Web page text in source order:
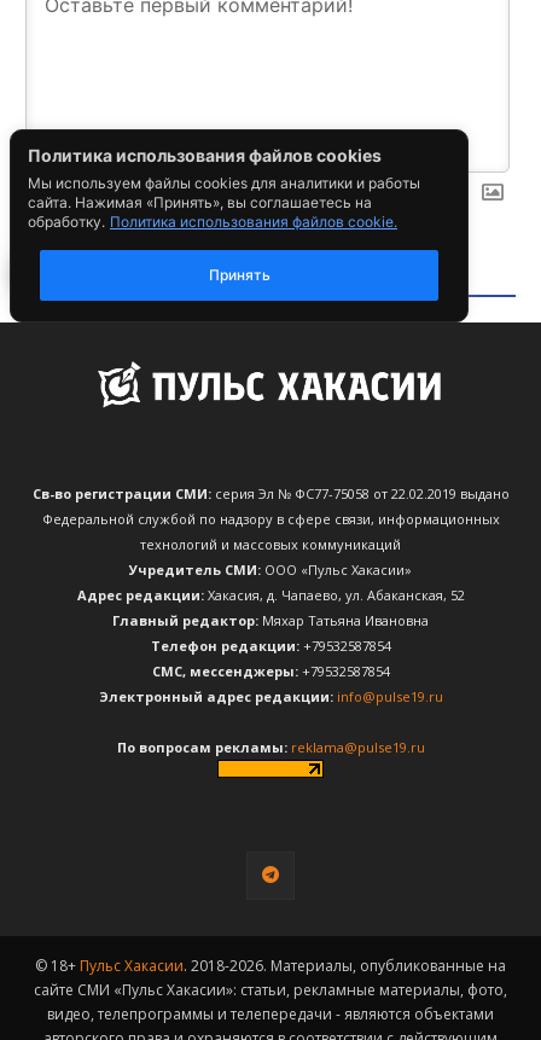
Св-во регистрации СМИ:серия Эл № ФС77-75058 от 22.02.2019 выдано
Федеральной службой по надзору в сфере связи, информационных
технологий и массовых коммуникаций
Учредитель СМИ: ООО «Пульс Хакасии»
Адрес редакции:Хакасия, д. Чапаево, ул. Абаканская, 52
Главный редактор: Мяхар Татьяна Ивановна
Телефон редакции:+79532587854
CМС, мессенджеры:+79532587854
Электронный адрес редакции: info@pulse19.ru
По вопросам рекламы: reklama@pulse19.ru
© 18+ Пульс Хакасии. 2018-2026. Материалы, опубликованные на
сайте СМИ «Пульс Хакасии»: статьи, рекламные материалы, фото,
видео, телепрограммы и телепередачи - являются объектами